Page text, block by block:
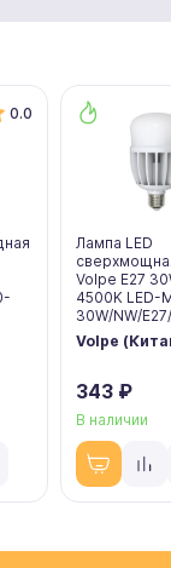
0.0
Лампа LED
Volpe E27
4500K LED-
30W/NW/
Volpe
343 ₽
В наличии